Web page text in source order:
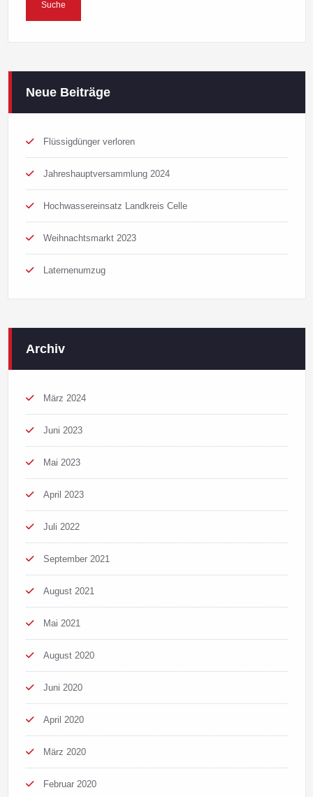
Neue Beiträge
Flüssigdünger verloren
Jahreshauptversammlung 2024
Hochwassereinsatz Landkreis Celle
Weihnachtsmarkt 2023
Laternenumzug
Archiv
März 2024
Juni 2023
Mai 2023
April 2023
Juli 2022
September 2021
August 2021
Mai 2021
August 2020
Juni 2020
April 2020
März 2020
Februar 2020